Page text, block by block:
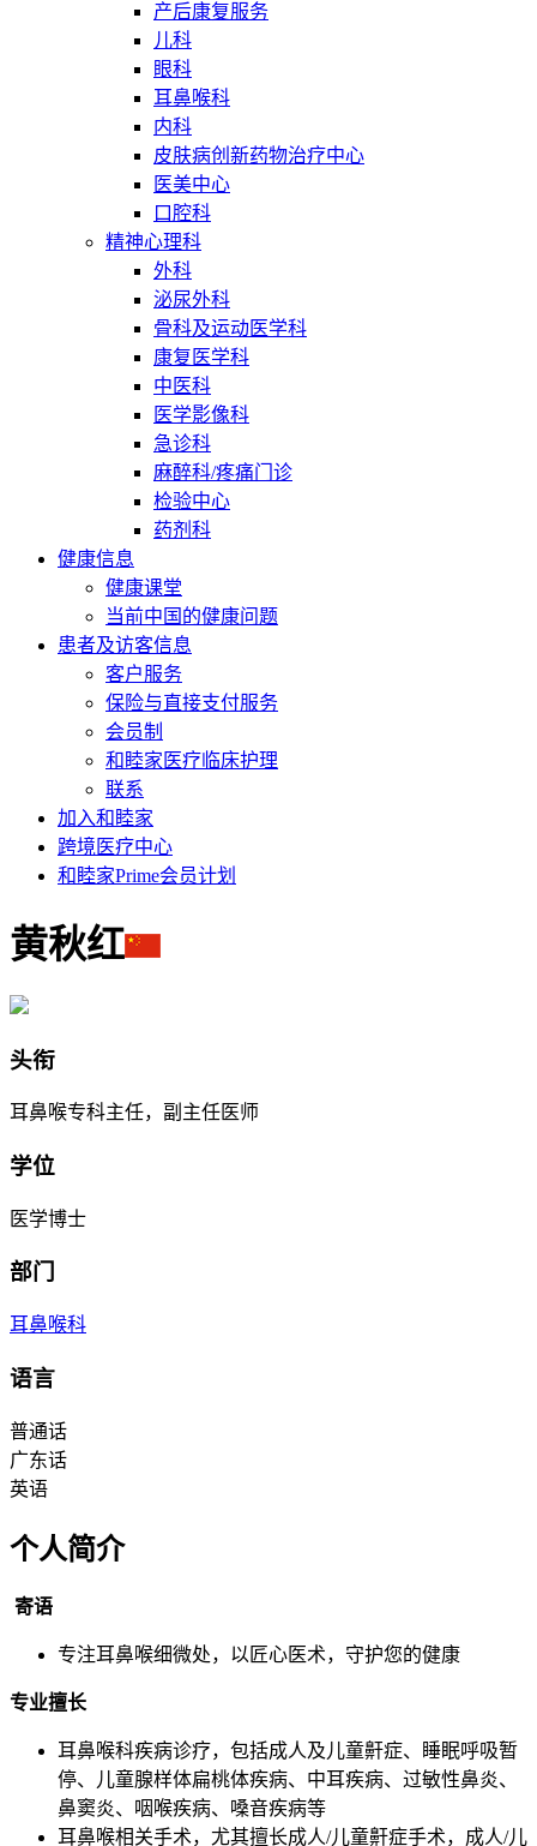
产后康复服务
儿科
眼科
耳鼻喉科
内科
皮肤病创新药物治疗中心
医美中心
口腔科
精神心理科
外科
泌尿外科
骨科及运动医学科
康复医学科
中医科
医学影像科
急诊科
麻醉科/疼痛门诊
检验中心
药剂科
健康信息
健康课堂
当前中国的健康问题
患者及访客信息
客户服务
保险与直接支付服务
会员制
和睦家医疗临床护理
联系
加入和睦家
跨境医疗中心
和睦家Prime会员计划
黄秋红
头衔
耳鼻喉专科主任，副主任医师
学位
医学博士
部门
耳鼻喉科
语言
普通话
广东话
英语
个人简介
寄语
专注耳鼻喉细微处，以匠心医术，守护您的健康
专业擅长
耳鼻喉科疾病诊疗，包括成人及儿童鼾症、睡眠呼吸暂
停、儿童腺样体扁桃体疾病、中耳疾病、过敏性鼻炎、
鼻窦炎、咽喉疾病、嗓音疾病等
耳鼻喉相关手术，尤其擅长成人/儿童鼾症手术，成人/儿